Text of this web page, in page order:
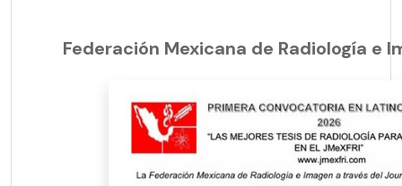
Federación Mexicana de Radiología e